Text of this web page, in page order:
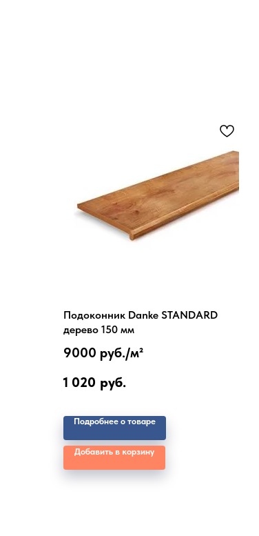
Подоконник Danke STANDARD
дерево 150 мм
9000 руб./м²
1 020 руб.
Подробнее о товаре
Добавить в корзину